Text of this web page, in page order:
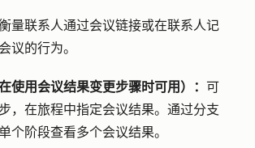
量联系人通过会议链接或在联系人记
议的行为。
使用会议结果变更步骤时可用）： 可
，在旅程中指定会议结果。通过分支
个阶段查看多个会议结果。